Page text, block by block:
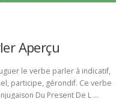
Aperçu
le verbe parler à indicatif,
participe, gérondif. Ce verbe
Du Present De L …